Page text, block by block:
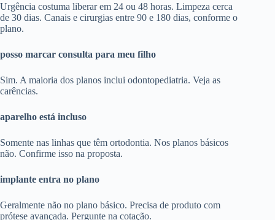
Urgência costuma liberar em 24 ou 48 horas. Limpeza cerca
de 30 dias. Canais e cirurgias entre 90 e 180 dias, conforme o
plano.
posso marcar consulta para meu filho
Sim. A maioria dos planos inclui odontopediatria. Veja as
carências.
aparelho está incluso
Somente nas linhas que têm ortodontia. Nos planos básicos
não. Confirme isso na proposta.
implante entra no plano
Geralmente não no plano básico. Precisa de produto com
prótese avançada. Pergunte na cotação.